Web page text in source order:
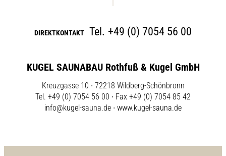
DIREKTKONTAKT Tel. +49 (0) 7054 56 00
KUGEL SAUNABAU Rothfuß & Kugel GmbH
Kreuzgasse 10 ∙ 72218 Wildberg-Schönbronn
Tel. +49 (0) 7054 56 00 ∙ Fax +49 (0) 7054 85 42
info@kugel-sauna.de ∙ www.kugel-sauna.de